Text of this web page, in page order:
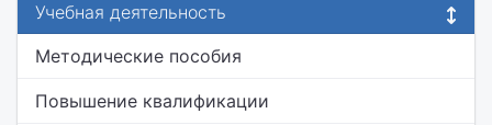
Учебная деятельность
Методические пособия
Повышение квалификации